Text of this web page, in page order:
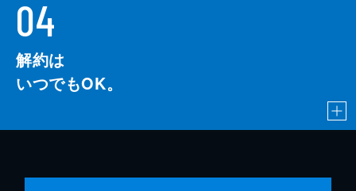
04
解約は
いつでもOK。